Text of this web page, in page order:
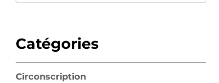
Catégories
Circonscription